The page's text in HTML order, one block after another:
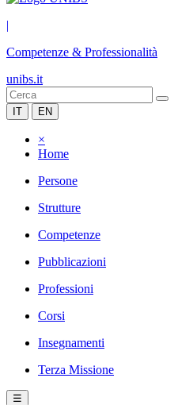
|
Competenze & Professionalità
unibs.it
IT EN
×
Home
Persone
Strutture
Competenze
Pubblicazioni
Professioni
Corsi
Insegnamenti
Terza Missione
☰